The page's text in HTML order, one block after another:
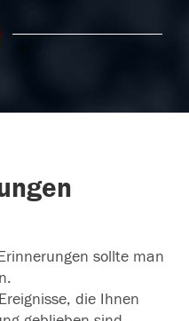
sollte man
die Ihnen